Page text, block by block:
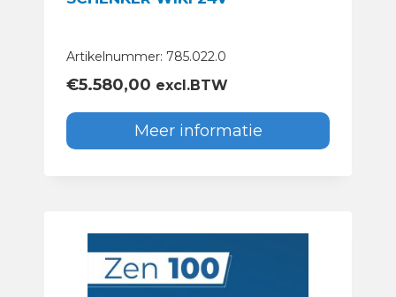
Artikelnummer: 785.022.0
€5.580,00 excl.BTW
Meer informatie